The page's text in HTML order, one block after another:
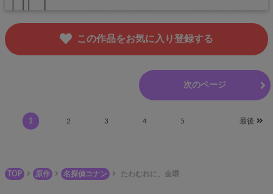
この作品をお気に入り登録する
次のページ
1 2 3 4 5 最後
TOP 原作 名探偵コナン たわむれに、金環